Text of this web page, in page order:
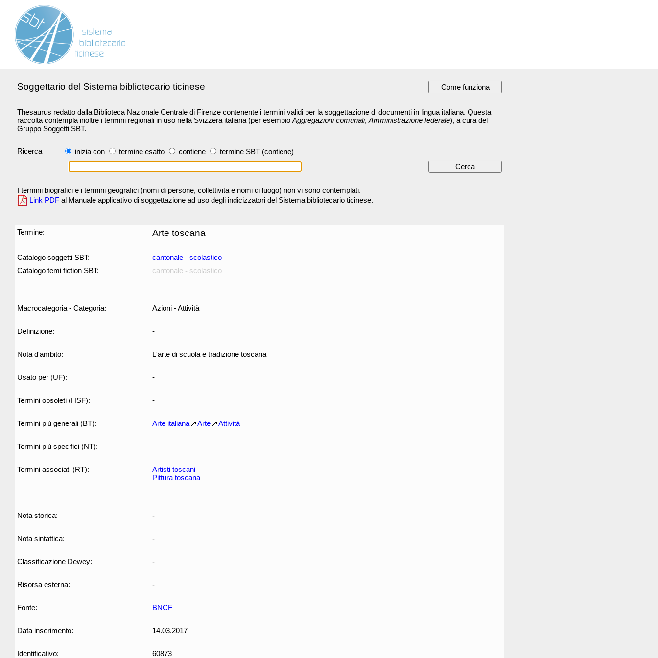
Soggettario del Sistema bibliotecario ticinese
Thesaurus redatto dalla Biblioteca Nazionale Centrale di Firenze contenente i termini validi per la soggettazione di documenti in lingua italiana. Questa
raccolta contempla inoltre i termini regionali in uso nella Svizzera italiana (per esempio Aggregazioni comunali, Amministrazione federale), a cura del
Gruppo Soggetti SBT.
Ricerca inizia con termine esatto contiene termine SBT (contiene)
I termini biografici e i termini geografici (nomi di persone, collettività e nomi di luogo) non vi sono contemplati.
Link PDF al Manuale applicativo di soggettazione ad uso degli indicizzatori del Sistema bibliotecario ticinese.
Termine: Arte toscana
Catalogo soggetti SBT: cantonale - scolastico
Catalogo temi fiction SBT:
cantonale - scolastico
Macrocategoria - Categoria: Azioni - Attività
Definizione: -
Nota d'ambito: L'arte di scuola e tradizione toscana
Usato per (UF): -
Termini obsoleti (HSF): -
Termini più generali (BT): Arte italiana Arte Attività
Termini più specifici (NT): -
Termini associati (RT):
Artisti toscani
Pittura toscana
Nota storica: -
Nota sintattica: -
Classificazione Dewey: -
Risorsa esterna: -
Fonte: BNCF
Data inserimento: 14.03.2017
Identificativo: 60873